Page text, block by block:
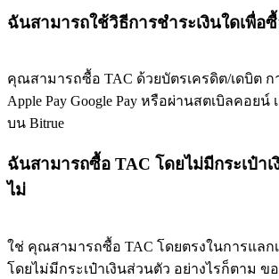
ฉันสามารถใช้วิธีการชำระเงินใดเพื่อ
คุณสามารถซื้อ TAC ด้วยบัตรเครดิต/เดบิต ก
Apple Pay Google Pay หรือผ่านสตเบิลคอยน์
บน Bitrue
ฉันสามารถซื้อ TAC โดยไม่มีกระเป๋า
ไม่
ใช่ คุณสามารถซื้อ TAC โดยตรงในการแลก
โดยไม่มีกระเป๋าเงินส่วนตัว อย่างไรก็ตาม ข